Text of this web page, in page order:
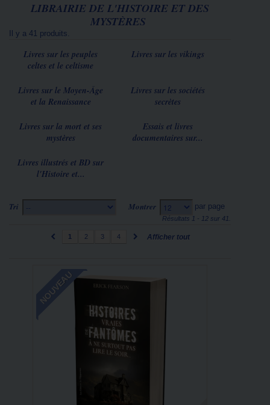
LIBRAIRIE DE L'HISTOIRE ET DES
MYSTÈRES
Il y a 41 produits.
Livres sur les peuples
celtes et le celtisme
Livres sur les vikings
Livres sur le Moyen-Âge
et la Renaissance
Livres sur les sociétés
secrètes
Livres sur la mort et ses
mystères
Essais et livres
documentaires sur...
Livres illustrés et BD sur
l'Histoire et...
Tri -- Montrer 12 par page
Afficher tout
1 2 3 4
Résultats 1 - 12 sur 41.
NOUVEAU